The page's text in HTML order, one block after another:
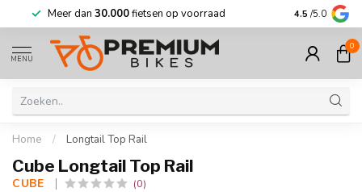
Meer dan30.000fietsen op voorraad Korting tot
4.5 /5.0
MENU
0
Home / Longtail Top Rail
Cube Longtail Top Rail
CUBE (0)